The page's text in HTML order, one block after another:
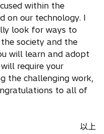
within the
on our technology. I
look for ways to
society and the
will learn and adopt
require your
the challenging work,
to all of
以上